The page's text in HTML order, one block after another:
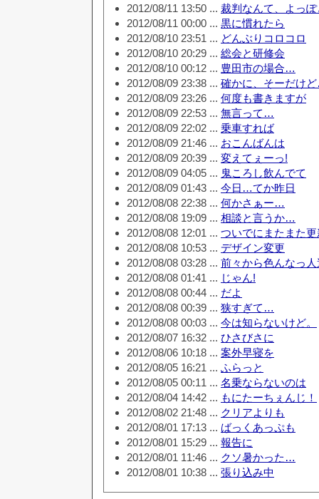
2012/08/11 13:50 ... 裁判なんて、よっ
2012/08/11 00:00 ... 黒に慣れたら
2012/08/10 23:51 ... どんぶりコロコロ
2012/08/10 20:29 ... 総会と研修会
2012/08/10 00:12 ... 豊田市の場合…
2012/08/09 23:38 ... 確かに、そーだけ
2012/08/09 23:26 ... 何度も書きますが
2012/08/09 22:53 ... 無言って…
2012/08/09 22:02 ... 乗車すれば
2012/08/09 21:46 ... おこんばんは
2012/08/09 20:39 ... 変えてぇーっ!
2012/08/09 04:05 ... 鬼ころし飲んでて
2012/08/09 01:43 ... 今日…てか昨日
2012/08/08 22:38 ... 何かさぁー…
2012/08/08 19:09 ... 相談と言うか…
2012/08/08 12:01 ... ついでにまたまた更
2012/08/08 10:53 ... デザイン変更
2012/08/08 03:28 ... 前々から色んなっ
2012/08/08 01:41 ... じゃん!
2012/08/08 00:44 ... だよ
2012/08/08 00:39 ... 狭すぎて…
2012/08/08 00:03 ... 今は知らないけど。
2012/08/07 16:32 ... ひさびさに
2012/08/06 10:18 ... 案外早寝を
2012/08/05 16:21 ... ふらっと
2012/08/05 00:11 ... 名乗ならないのは
2012/08/04 14:42 ... もにたーちぇんじ！
2012/08/02 21:48 ... クリアよりも
2012/08/01 17:13 ... ばっくあっぷも
2012/08/01 15:29 ... 報告に
2012/08/01 11:46 ... クソ暑かった…
2012/08/01 10:38 ... 張り込み中